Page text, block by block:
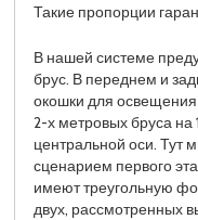
Такие пропорции
В нашей системе
брус. В переднем и
окошки для
2-х метровых бруса
центральной оси. Тут
сценарием первого
имеют треугольную
двух, рассмотренных